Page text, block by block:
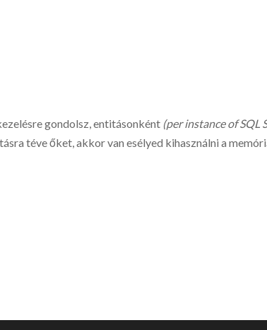
gondolsz, entitásonként (per instance of SQL
téve őket, akkor van esélyed kihasználni a